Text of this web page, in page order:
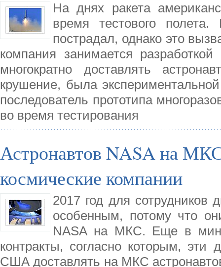
На днях ракета
время тестового
пострадал, однако это
компания занимается
многократно доставлять
крушение, была
последователь прототипа
во время тестирования
Астронавтов NASA на
космические компании
2017 год для сотрудников
особенным, потому что
NASA на МКС. Еще в
контракты, согласно которым, эти
США доставлять на МКС